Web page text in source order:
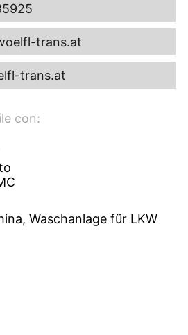
trans.at
trans.at
con:
Waschanlage für LKW